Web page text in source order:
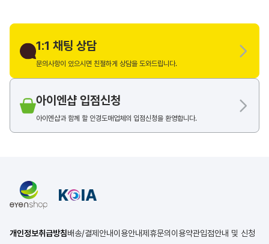
1:1 채팅 상담
문의사항이 있으시면 친절하게 상담을 도와드립니다.
아이엔샵 입점신청
아이엔샵과 함께 할 안경도매업체의 입점신청을 환영합니다.
개인정보취급방침배송/결제안내이용안내제휴문의 이용약관입점안내 및 신청